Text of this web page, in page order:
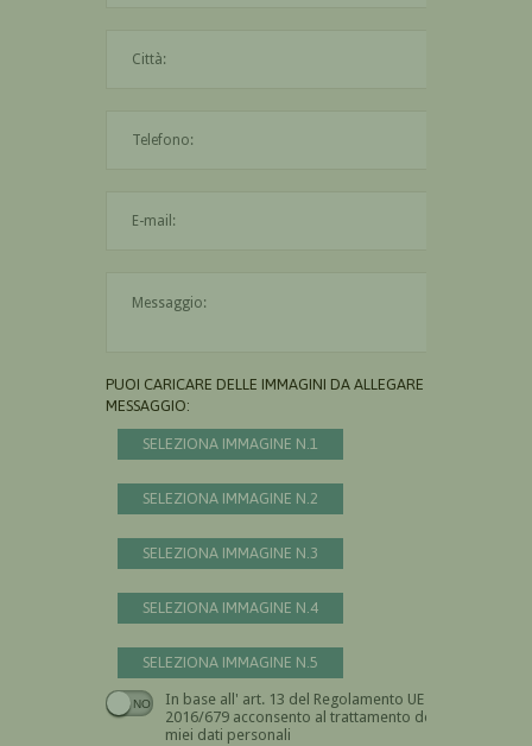
PUOI CARICARE DELLE IMMAGINI DA ALLEGARE AL
MESSAGGIO:
SELEZIONA IMMAGINE N.1
SELEZIONA IMMAGINE N.2
SELEZIONA IMMAGINE N.3
SELEZIONA IMMAGINE N.4
SELEZIONA IMMAGINE N.5
In base all' art. 13 del Regolamento UE n.
2016/679 acconsento al trattamento dei
miei dati personali
Devi dare il consenso